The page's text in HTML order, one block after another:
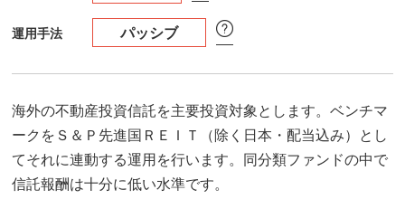
運用手法 パッシブ
海外の不動産投資信託を主要投資対象とします。ベンチマ
ークをＳ＆Ｐ先進国ＲＥＩＴ（除く日本・配当込み）とし
てそれに連動する運用を行います。同分類ファンドの中で
信託報酬は十分に低い水準です。